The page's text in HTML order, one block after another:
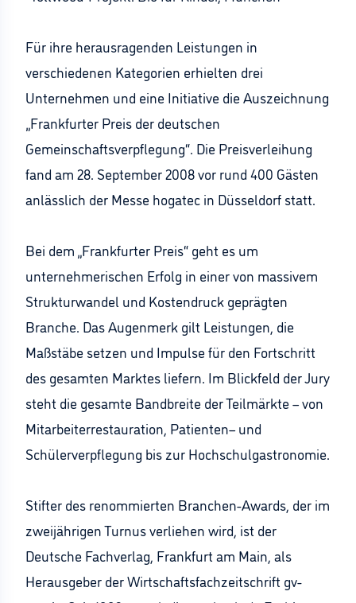
Für ihre herausragenden Leistungen in
verschiedenen Kategorien erhielten drei
Unternehmen und eine Initiative die Auszeichnung
„Frankfurter Preis der deutschen
Gemeinschaftsverpflegung“. Die Preisverleihung
fand am 28. September 2008 vor rund 400 Gästen
anlässlich der Messe hogatec in Düsseldorf statt.
Bei dem „Frankfurter Preis“ geht es um
unternehmerischen Erfolg in einer von massivem
Strukturwandel und Kostendruck geprägten
Branche. Das Augenmerk gilt Leistungen, die
Maßstäbe setzen und Impulse für den Fortschritt
des gesamten Marktes liefern. Im Blickfeld der Jury
steht die gesamte Bandbreite der Teilmärkte – von
Mitarbeiterrestauration, Patienten– und
Schülerverpflegung bis zur Hochschulgastronomie.
Stifter des renommierten Branchen-Awards, der im
zweijährigen Turnus verliehen wird, ist der
Deutsche Fachverlag, Frankfurt am Main, als
Herausgeber der Wirtschaftsfachzeitschrift gv-